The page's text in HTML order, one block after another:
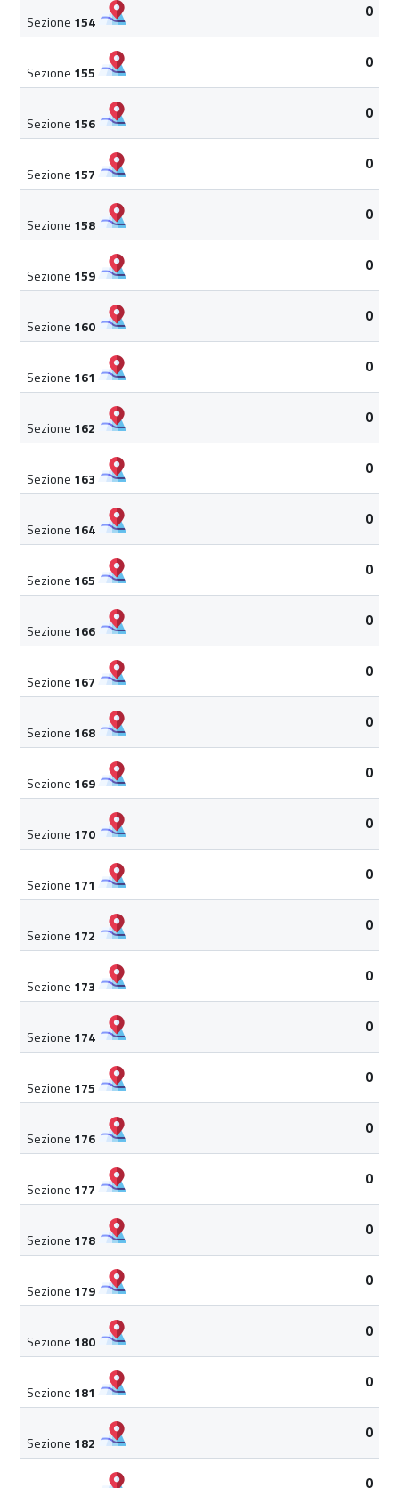
Sezione 154
0
Sezione 155
0
Sezione 156
0
Sezione 157
0
Sezione 158
0
Sezione 159
0
Sezione 160
0
Sezione 161
0
Sezione 162
0
Sezione 163
0
Sezione 164
0
Sezione 165
0
Sezione 166
0
Sezione 167
0
Sezione 168
0
Sezione 169
0
Sezione 170
0
Sezione 171
0
Sezione 172
0
Sezione 173
0
Sezione 174
0
Sezione 175
0
Sezione 176
0
Sezione 177
0
Sezione 178
0
Sezione 179
0
Sezione 180
0
Sezione 181
0
Sezione 182
0
0